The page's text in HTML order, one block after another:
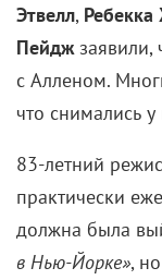
Этвелл, Ребекка
Пейдж заявили,
с Алленом.
что снимались
83-летний
практически
должна была
в Нью-Йорке»,